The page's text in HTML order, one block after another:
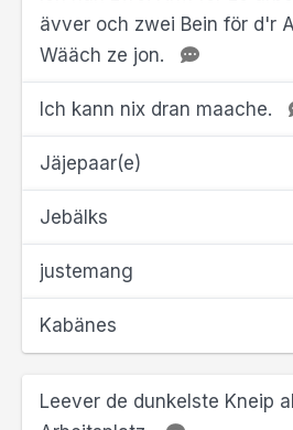
ävver och zwei Bein för d'r
Wääch ze jon.
Ich kann nix dran maache.
Jäjepaar(e)
Jebälks
justemang
Kabänes
Leever de dunkelste Kneip